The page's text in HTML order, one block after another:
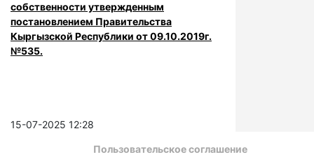
собственности утвержденным
постановлением Правительства
Кыргызской Республики от 09.10.2019г.
№535.
15-07-2025 12:28
Пользовательское соглашение